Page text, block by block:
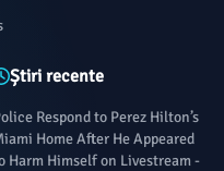
Știri recente
Respond to Perez Hilton’s
Home After He Appeared
Harm Himself on Livestream -